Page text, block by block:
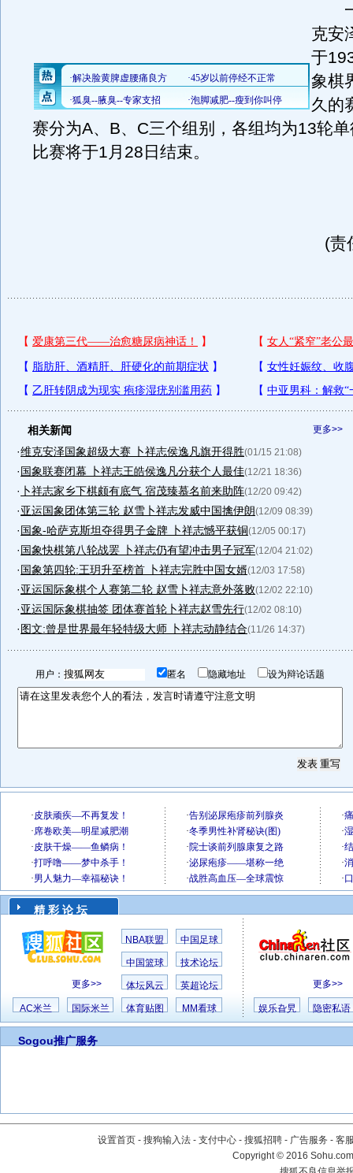
一
克安
于
象棋
久的
赛分为A、B、C三个组别，各组均为13轮
比赛将于1月28日结束。
(责
更多>>
相关新闻
·维克安泽国象超级大赛 卜祥志侯逸凡旗开得胜(01/15 21:08)
·国象联赛闭幕 卜祥志王皓侯逸凡分获个人最佳(12/21 18:36)
· 卜祥志家乡下棋颇有底气 宿茂臻慕名前来助阵(12/20 09:42)
·亚运国象团体第三轮 赵雪卜祥志发威中国擒伊朗(12/09 08:39)
·国象-哈萨克斯坦夺得男子金牌 卜祥志憾平获铜(12/05 00:17)
·国象快棋第八轮战罢 卜祥志仍有望冲击男子冠军(12/04 21:02)
·国象第四轮:王玥升至榜首 卜祥志完胜中国女婿(12/03 17:58)
·亚运国际象棋个人赛第二轮 赵雪卜祥志意外落败(12/02 22:10)
·亚运国际象棋抽签 团体赛首轮卜祥志赵雪先行(12/02 08:10)
·图文:曾是世界最年轻特级大师 卜祥志动静结合(11/26 14:37)
用户： 匿名 隐藏地址 设为辩论话题
精 彩 论 坛
更多>>
NBA联盟 中国足球
中国篮球 技术论坛
体坛风云 英超论坛
AC米兰 国际米兰 体育贴图 MM看球
更多>>
娱乐旮旯 隐密私语
Sogou推广服务
设置首页 - 搜狗输入法 - 支付中心 - 搜狐招聘 - 广告服务 - 客
Copyright©2016